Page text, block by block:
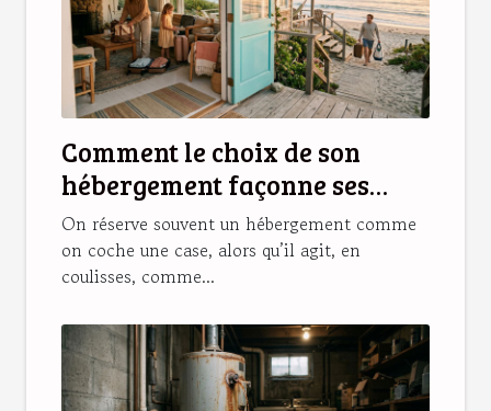
Comment le choix de son
hébergement façonne ses
souvenirs de vacances
On réserve souvent un hébergement comme
on coche une case, alors qu’il agit, en
coulisses, comme...